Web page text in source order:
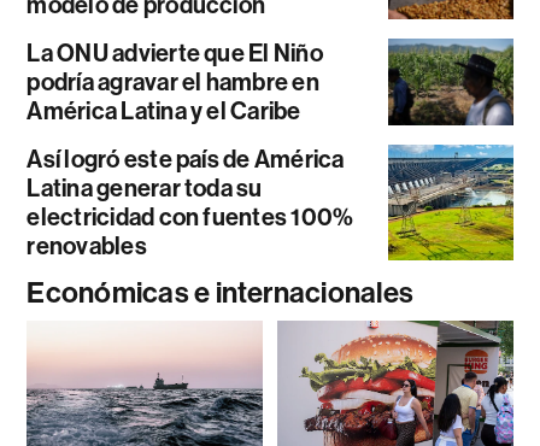
La ONU advierte que El Niño
podría agravar el hambre en
América Latina y el Caribe
Así logró este país de América
Latina generar toda su
electricidad con fuentes 100%
renovables
Económicas e internacionales